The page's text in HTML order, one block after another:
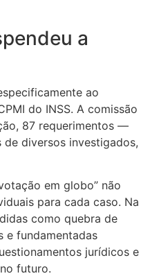
a
ao
do INSS. A comissão
87 requerimentos —
diversos investigados,
em globo” não
para cada caso. Na
como quebra de
e fundamentadas
jurídicos e
futuro.